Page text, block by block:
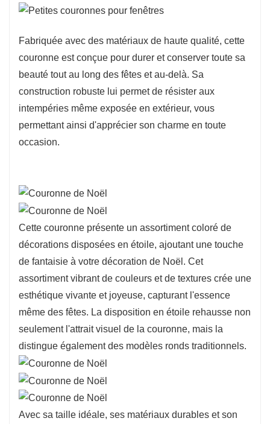
Fabriquée avec des matériaux de haute qualité, cette
couronne est conçue pour durer et conserver toute sa
beauté tout au long des fêtes et au-delà. Sa
construction robuste lui permet de résister aux
intempéries même exposée en extérieur, vous
permettant ainsi d'apprécier son charme en toute
occasion.
Cette couronne présente un assortiment coloré de
décorations disposées en étoile, ajoutant une touche
de fantaisie à votre décoration de Noël. Cet
assortiment vibrant de couleurs et de textures crée une
esthétique vivante et joyeuse, capturant l'essence
même des fêtes. La disposition en étoile rehausse non
seulement l'attrait visuel de la couronne, mais la
distingue également des modèles ronds traditionnels.
Avec sa taille idéale, ses matériaux durables et son